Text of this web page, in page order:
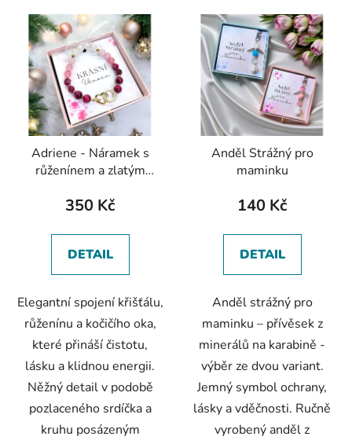
Adriene - Náramek s
růženínem a zlatým
350 Kč
DETAIL
Elegantní spojení křišťálu,
růženínu a kočičího oka,
které přináší čistotu,
lásku a klidnou energii.
Něžný detail v podobě
pozlaceného srdíčka a
kruhu posázeným
Anděl Strážný pro
maminku
140 Kč
DETAIL
Anděl strážný pro
maminku – přívěsek z
minerálů na karabině -
výběr ze dvou variant.
Jemný symbol ochrany,
lásky a vděčnosti. Ručně
vyrobený anděl z